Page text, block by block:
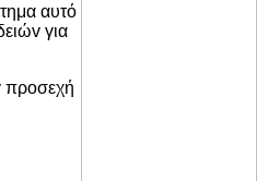
αυτό
για
πρoσεχή